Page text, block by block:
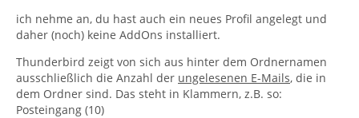
ich nehme an, du hast auch ein neues Profil angelegt und
daher (noch) keine AddOns installiert.
Thunderbird zeigt von sich aus hinter dem Ordnernamen
ausschließlich die Anzahl der ungelesenen E-Mails, die in
dem Ordner sind. Das steht in Klammern, z.B. so:
Posteingang (10)